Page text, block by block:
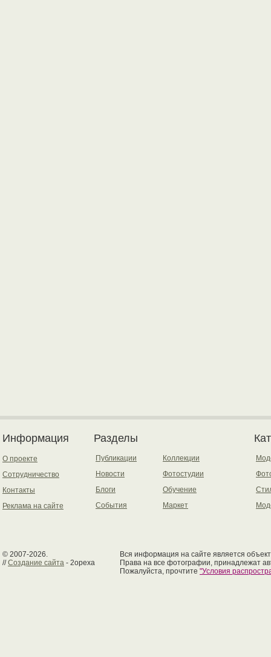
Информация
О проекте
Сотрудничество
Контакты
Реклама на сайте
Разделы
Публикации
Новости
Блоги
События
Коллекции
Фотостудии
Обучение
Маркет
© 2007-2026.
//Создание сайта - 2opexa
Вся информация на сайте является
Права на все фотографии, принадлежат
Пожалуйста, прочтите "Условия